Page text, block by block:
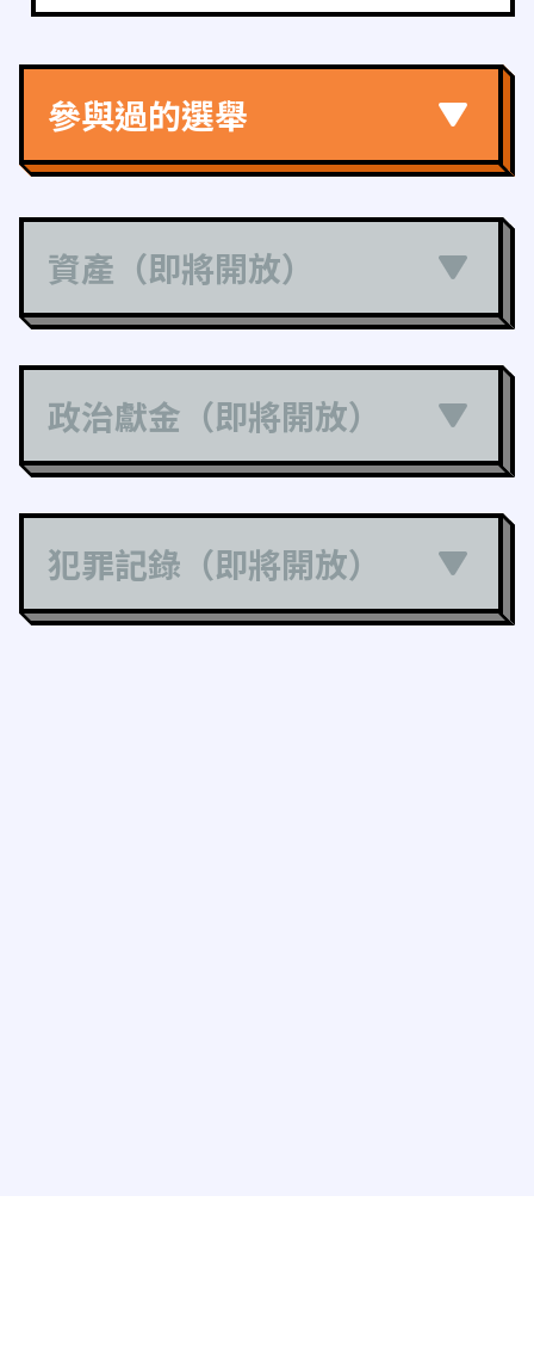
參與過的選舉
資產（即將開放）
政治獻金（即將開放）
犯罪記錄（即將開放）